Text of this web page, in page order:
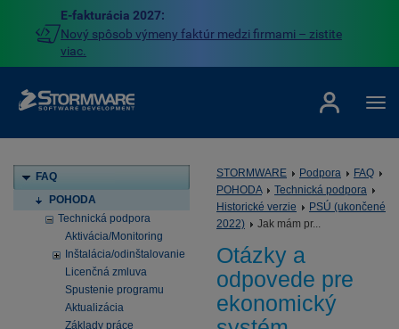
E-fakturácia 2027:
Nový spôsob výmeny faktúr medzi firmami – zistite
viac.
FAQ
POHODA
Technická podpora
Aktivácia/Monitoring
Inštalácia/odinštalovanie
Licenčná zmluva
Spustenie programu
Aktualizácia
Základy práce
STORMWARE Podpora
FAQ
POHODA
Technická podpora
Historické verzie
PSÚ (ukončené
2022)
Jak mám pr...
Otázky a
odpovede pre
ekonomický